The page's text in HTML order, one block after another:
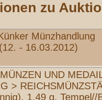
zu
Münzhandlung
- 16.03.2012)
UND
>
1,49 g. Tempel//